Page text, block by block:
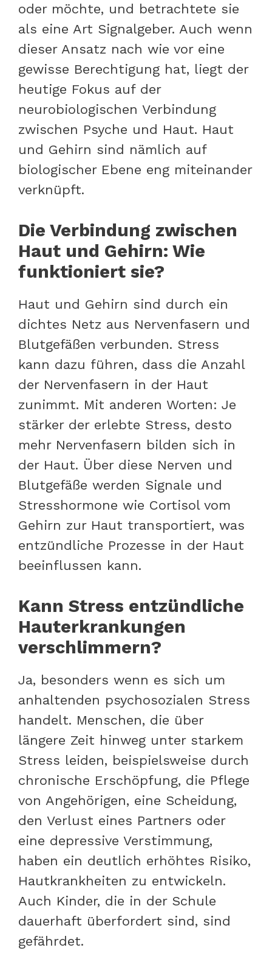
oder möchte, und betrachtete sie
als eine Art Signalgeber. Auch wenn
dieser Ansatz nach wie vor eine
gewisse Berechtigung hat, liegt der
heutige Fokus auf der
neurobiologischen Verbindung
zwischen Psyche und Haut. Haut
und Gehirn sind nämlich auf
biologischer Ebene eng miteinander
verknüpft.
Die Verbindung zwischen
Haut und Gehirn: Wie
funktioniert sie?
Haut und Gehirn sind durch ein
dichtes Netz aus Nervenfasern und
Blutgefäßen verbunden. Stress
kann dazu führen, dass die Anzahl
der Nervenfasern in der Haut
zunimmt. Mit anderen Worten: Je
stärker der erlebte Stress, desto
mehr Nervenfasern bilden sich in
der Haut. Über diese Nerven und
Blutgefäße werden Signale und
Stresshormone wie Cortisol vom
Gehirn zur Haut transportiert, was
entzündliche Prozesse in der Haut
beeinflussen kann.
Kann Stress entzündliche
Hauterkrankungen
verschlimmern?
Ja, besonders wenn es sich um
anhaltenden psychosozialen Stress
handelt. Menschen, die über
längere Zeit hinweg unter starkem
Stress leiden, beispielsweise durch
chronische Erschöpfung, die Pflege
von Angehörigen, eine Scheidung,
den Verlust eines Partners oder
eine depressive Verstimmung,
haben ein deutlich erhöhtes Risiko,
Hautkrankheiten zu entwickeln.
Auch Kinder, die in der Schule
dauerhaft überfordert sind, sind
gefährdet.